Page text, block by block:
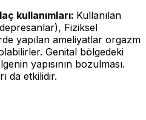
kullanımları: Kullanılan
Fiziksel
yapılan ameliyatlar orgazm
Genital bölgedeki
yapısının bozulması.
da etkilidir.